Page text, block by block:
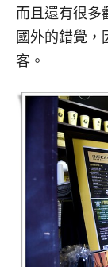
而且還有很多
國外的錯覺，
客。